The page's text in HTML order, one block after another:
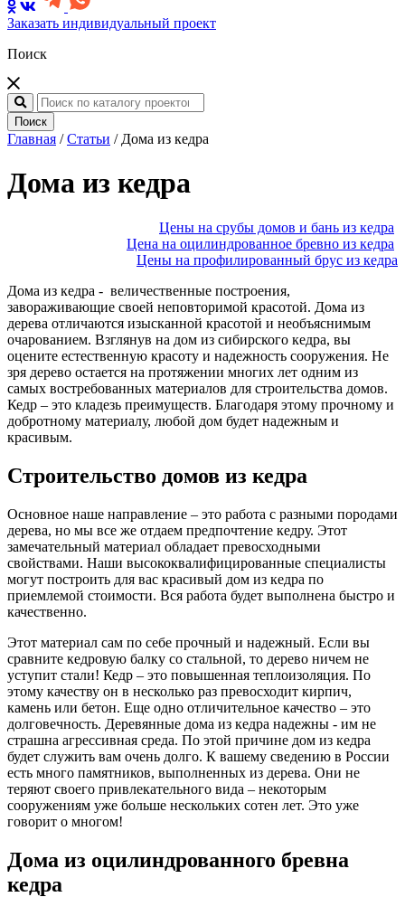
Заказать индивидуальный проект
Поиск
Поиск
Главная /Статьи / Дома из кедра
Дома из кедра
Цены на срубы домов и бань из кедра
Цена на оцилиндрованное бревно из кедра
Цены на профилированный брус из кедра
Дома из кедра - величественные построения,
завораживающие своей неповторимой красотой. Дома из
дерева отличаются изысканной красотой и необъяснимым
очарованием. Взглянув на дом из сибирского кедра, вы
оцените естественную красоту и надежность сооружения. Не
зря дерево остается на протяжении многих лет одним из
самых востребованных материалов для строительства домов.
Кедр – это кладезь преимуществ. Благодаря этому прочному и
добротному материалу, любой дом будет надежным и
красивым.
Строительство домов из кедра
Основное наше направление – это работа с разными породами
дерева, но мы все же отдаем предпочтение кедру. Этот
замечательный материал обладает превосходными
свойствами. Наши высококвалифицированные специалисты
могут построить для вас красивый дом из кедра по
приемлемой стоимости. Вся работа будет выполнена быстро и
качественно.
Этот материал сам по себе прочный и надежный. Если вы
сравните кедровую балку со стальной, то дерево ничем не
уступит стали! Кедр – это повышенная теплоизоляция. По
этому качеству он в несколько раз превосходит кирпич,
камень или бетон. Еще одно отличительное качество – это
долговечность. Деревянные дома из кедра надежны - им не
страшна агрессивная среда. По этой причине дом из кедра
будет служить вам очень долго. К вашему сведению в России
есть много памятников, выполненных из дерева. Они не
теряют своего привлекательного вида – некоторым
сооружениям уже больше нескольких сотен лет. Это уже
говорит о многом!
Дома из оцилиндрованного бревна
кедра